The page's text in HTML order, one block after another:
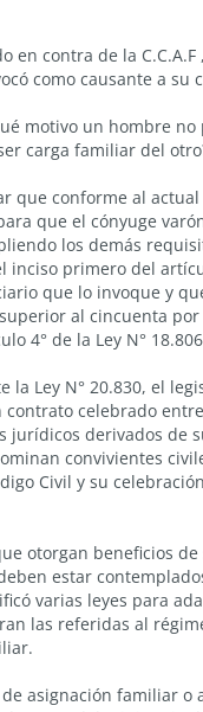
contra de la
como causante a su
motivo un hombre no
carga familiar del
conforme al actual
que el cónyuge
los demás
inciso primero del
que lo invoque y
al cincuenta
4° de la Ley N°
Ley N° 20.830, el
celebrado
derivados de
convivientes
Civil y su
otorgan beneficios
estar
varias leyes para
las referidas al
asignación familiar o